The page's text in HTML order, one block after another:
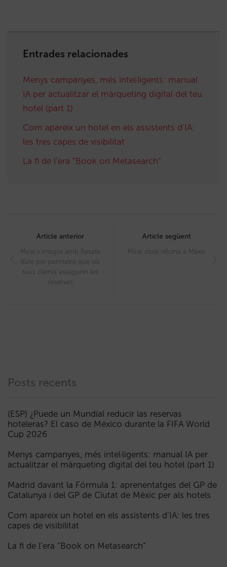
Entrades relacionades
Menys campanyes, més intel·ligents: manual
IA per actualitzar el màrqueting digital del teu
hotel (part 1)
Com apareix un hotel en els assistents d’IA:
les tres capes de visibilitat
La fi de l’era “Book on Metasearch”
navigation
Article anterior
Mirai s’integra amb Besafe
Rate per permetre que els
teus clients assegurin les
reserves
Article següent
Mirai obre oficina a Mèxic
Posts recents
(ESP) ¿Puede un Mundial reducir las reservas
hoteleras? El caso de México durante la FIFA World
Cup 2026
Menys campanyes, més intel·ligents: manual IA per
actualitzar el màrqueting digital del teu hotel (part 1)
Madrid davant la Fórmula 1: aprenentatges del GP de
Catalunya i del GP de Ciutat de Mèxic per als hotels
Com apareix un hotel en els assistents d’IA: les tres
capes de visibilitat
La fi de l’era “Book on Metasearch”